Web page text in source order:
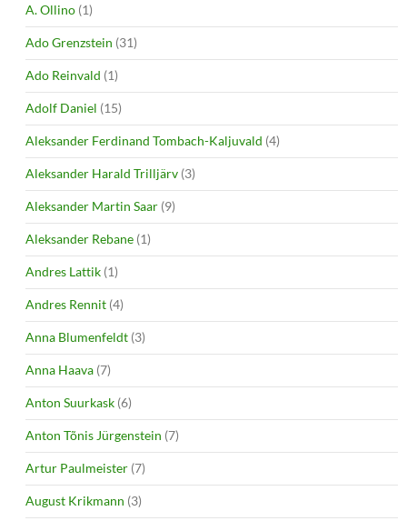
A. Ollino (1)
Ado Grenzstein (31)
Ado Reinvald (1)
Adolf Daniel (15)
Aleksander Ferdinand Tombach-Kaljuvald (4)
Aleksander Harald Trilljärv (3)
Aleksander Martin Saar (9)
Aleksander Rebane (1)
Andres Lattik (1)
Andres Rennit (4)
Anna Blumenfeldt (3)
Anna Haava (7)
Anton Suurkask (6)
Anton Tõnis Jürgenstein (7)
Artur Paulmeister (7)
August Krikmann (3)